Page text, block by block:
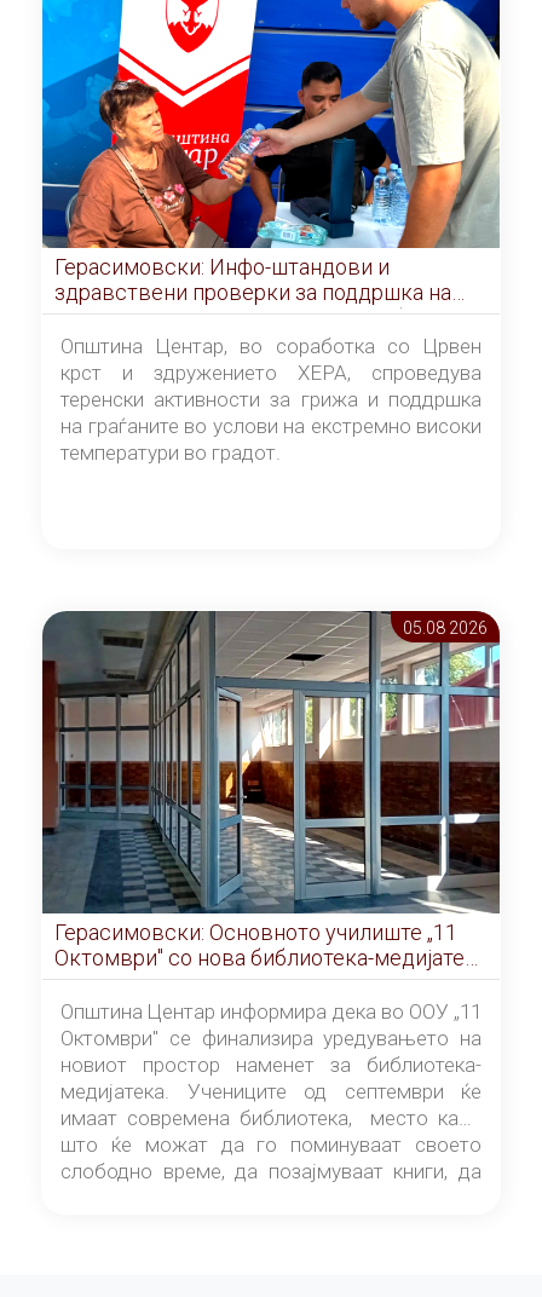
Герасимовски: Инфо-штандови и
здравствени проверки за поддршка на
граѓаните во услови на топлотен бран
Општина Центар, во соработка со Црвен
крст и здружението ХЕРА, спроведува
теренски активности за грижа и поддршка
на граѓаните во услови на екстремно високи
температури во градот.
05.08 2026
Герасимовски: Основното училиште „11
Октомври" со нова библиотека-медијатека
од септември
Општина Центар информира дека во ООУ „11
Октомври" се финализира уредувањето на
новиот простор наменет за библиотека-
медијатека. Учениците од септември ќе
имаат современа библиотека, место каде
што ќе можат да го поминуваат своето
слободно време, да позајмуваат книги, да